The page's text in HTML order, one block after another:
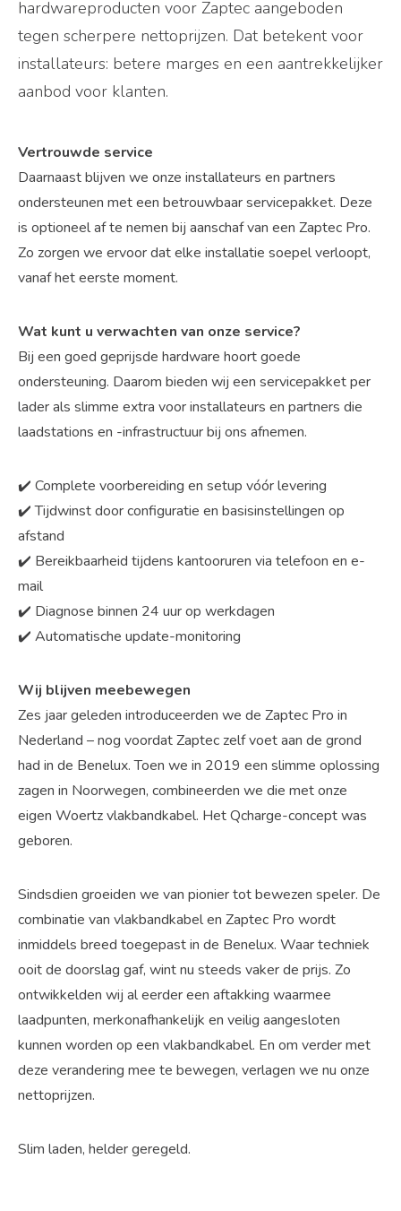
hardwareproducten voor Zaptec aangeboden
tegen scherpere nettoprijzen. Dat betekent voor
installateurs: betere marges en een aantrekkelijker
aanbod voor klanten.
Vertrouwde service
Daarnaast blijven we onze installateurs en partners
ondersteunen met een betrouwbaar servicepakket. Deze
is optioneel af te nemen bij aanschaf van een Zaptec Pro.
Zo zorgen we ervoor dat elke installatie soepel verloopt,
vanaf het eerste moment.
Wat kunt u verwachten van onze service?
Bij een goed geprijsde hardware hoort goede
ondersteuning. Daarom bieden wij een servicepakket per
lader als slimme extra voor installateurs en partners die
laadstations en -infrastructuur bij ons afnemen.
✔️ Complete voorbereiding en setup vóór levering
✔️ Tijdwinst door configuratie en basisinstellingen op
afstand
✔️ Bereikbaarheid tijdens kantooruren via telefoon en e-
mail
✔️ Diagnose binnen 24 uur op werkdagen
✔️ Automatische update-monitoring
Wij blijven meebewegen
Zes jaar geleden introduceerden we de Zaptec Pro in
Nederland – nog voordat Zaptec zelf voet aan de grond
had in de Benelux. Toen we in 2019 een slimme oplossing
zagen in Noorwegen, combineerden we die met onze
eigen Woertz vlakbandkabel. Het Qcharge-concept was
geboren.
Sindsdien groeiden we van pionier tot bewezen speler. De
combinatie van vlakbandkabel en Zaptec Pro wordt
inmiddels breed toegepast in de Benelux. Waar techniek
ooit de doorslag gaf, wint nu steeds vaker de prijs. Zo
ontwikkelden wij al eerder een aftakking waarmee
laadpunten, merkonafhankelijk en veilig aangesloten
kunnen worden op een vlakbandkabel. En om verder met
deze verandering mee te bewegen, verlagen we nu onze
nettoprijzen.
Slim laden, helder geregeld.